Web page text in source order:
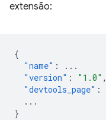
extensão:
{
"name" :
...
"version" : "1.0" ,
"devtools_page" :
...
}